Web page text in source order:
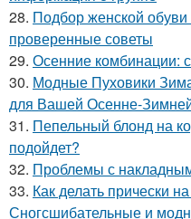
28. Подбор женской
проверенные советы
29. Осенние комбинации:
30. Модные Пуховики
для Вашей Осенне-
31. Пепельный блонд на
подойдет?
32. Проблемы с
33. Как делать прически
Сногсшибательные и